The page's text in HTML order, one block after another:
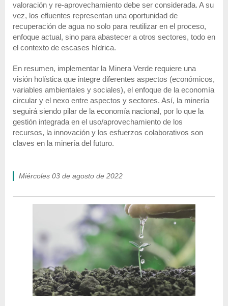
valoración y re-aprovechamiento debe ser considerada. A su
vez, los efluentes representan una oportunidad de
recuperación de agua no solo para reutilizar en el proceso,
enfoque actual, sino para abastecer a otros sectores, todo en
el contexto de escases hídrica.
En resumen, implementar la Minera Verde requiere una
visión holística que integre diferentes aspectos (económicos,
variables ambientales y sociales), el enfoque de la economía
circular y el nexo entre aspectos y sectores. Así, la minería
seguirá siendo pilar de la economía nacional, por lo que la
gestión integrada en el uso/aprovechamiento de los
recursos, la innovación y los esfuerzos colaborativos son
claves en la minería del futuro.
miércoles 03 de agosto de 2022